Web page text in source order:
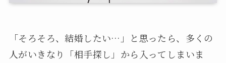
「そろそろ、結婚したい…」と思ったら、多くの
人がいきなり「相手探し」から入ってしまいま